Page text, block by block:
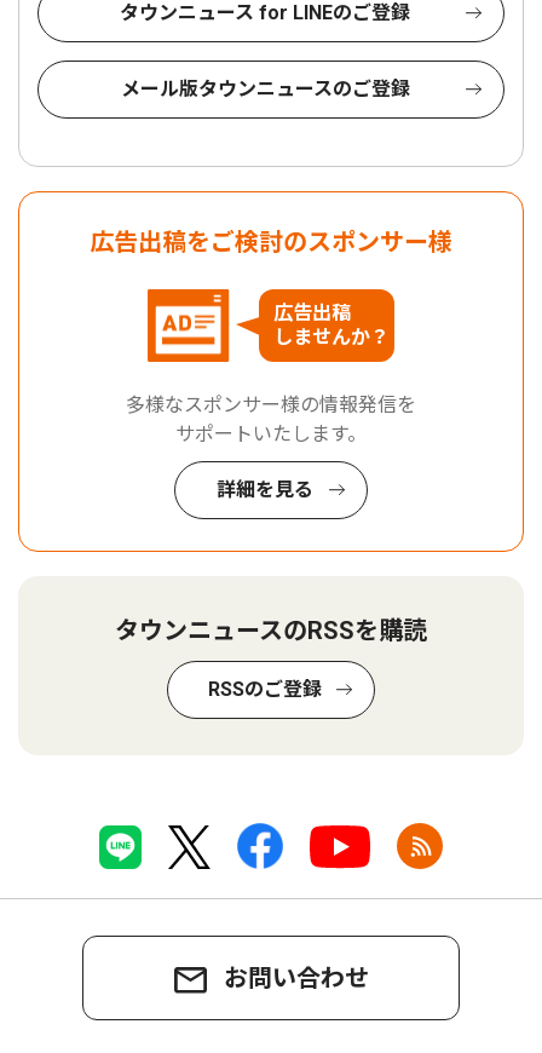
タウンニュース for LINEのご登録
メール版タウンニュースのご登録
広告出稿をご検討のスポンサー様
広告出稿
しませんか？
多様なスポンサー様の情報発信を
サポートいたします。
詳細を見る
タウンニュースのRSSを購読
RSSのご登録
お問い合わせ